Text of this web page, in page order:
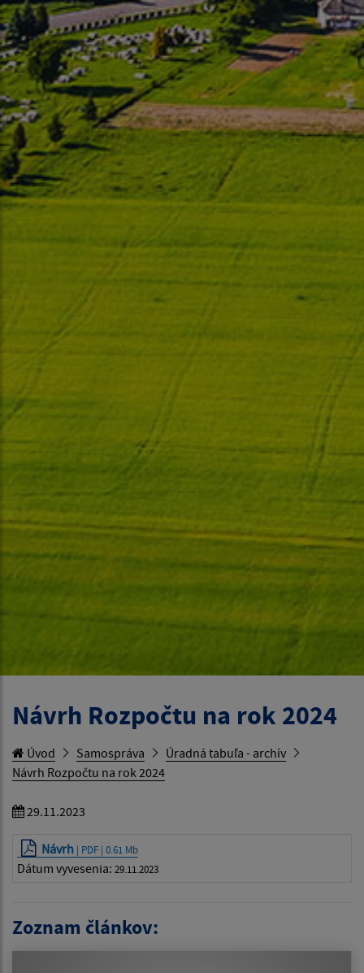
Návrh Rozpočtu na rok 2024
Úvod Samospráva
Úradná tabuľa - archív
Návrh Rozpočtu na rok 2024
29.11.2023
Návrh | PDF | 0.61 Mb
Dátum vyvesenia: 29.11.2023
Zoznam článkov: